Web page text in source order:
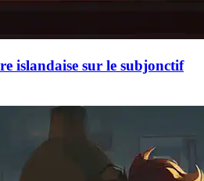
islandaise sur le subjonctif